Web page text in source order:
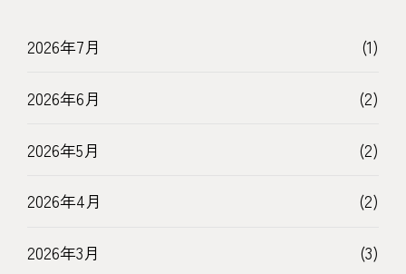
2026年7月 (1)
2026年6月 (2)
2026年5月 (2)
2026年4月 (2)
2026年3月 (3)